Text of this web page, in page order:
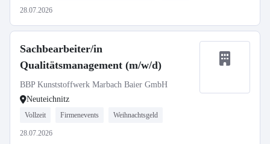
28.07.2026
Sachbearbeiter/in
Qualitätsmanagement (m/w/d)
BBP Kunststoffwerk Marbach Baier GmbH
Neuteichnitz
Vollzeit Firmenevents Weihnachtsgeld
28.07.2026